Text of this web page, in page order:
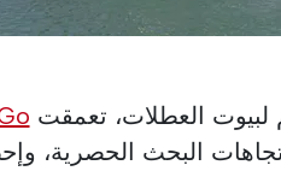
لبيوت العطلات، تعمقت
البحث الحصرية،